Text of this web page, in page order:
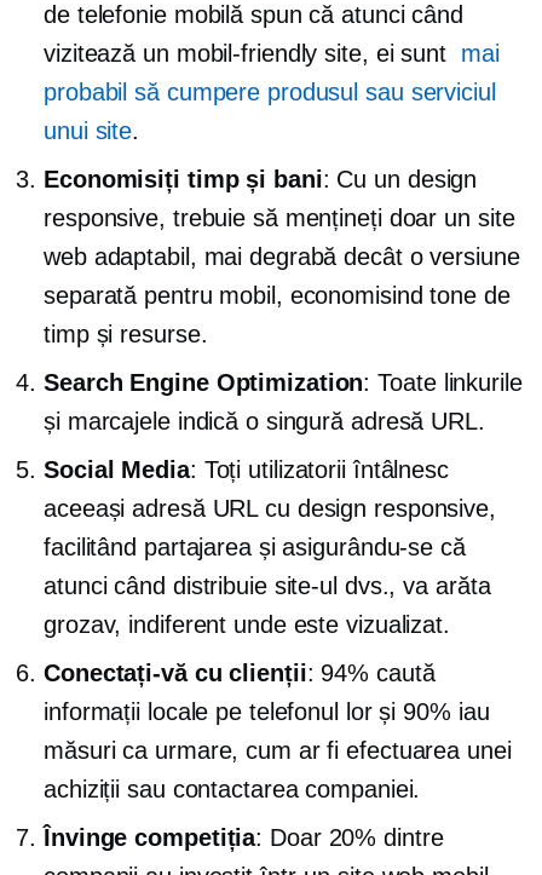
de telefonie mobilă spun că atunci când
vizitează un mobil-friendly site, ei sunt mai
probabil să cumpere produsul sau serviciul
unui site.
Economisiți timp și bani: Cu un design
responsive, trebuie să mențineți doar un site
web adaptabil, mai degrabă decât o versiune
separată pentru mobil, economisind tone de
timp și resurse.
Search Engine Optimization: Toate linkurile
și marcajele indică o singură adresă URL.
Social Media: Toți utilizatorii întâlnesc
aceeași adresă URL cu design responsive,
facilitând partajarea și asigurându-se că
atunci când distribuie site-ul dvs., va arăta
grozav, indiferent unde este vizualizat.
Conectați-vă cu clienții: 94% caută
informații locale pe telefonul lor și 90% iau
măsuri ca urmare, cum ar fi efectuarea unei
achiziții sau contactarea companiei.
Învinge competiția: Doar 20% dintre